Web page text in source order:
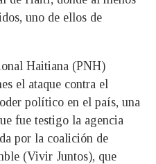
uno de ellos de
Haitiana (PNH)
el ataque contra el
político en el país, una
fue testigo la agencia
por la coalición de
(Vivir Juntos), que